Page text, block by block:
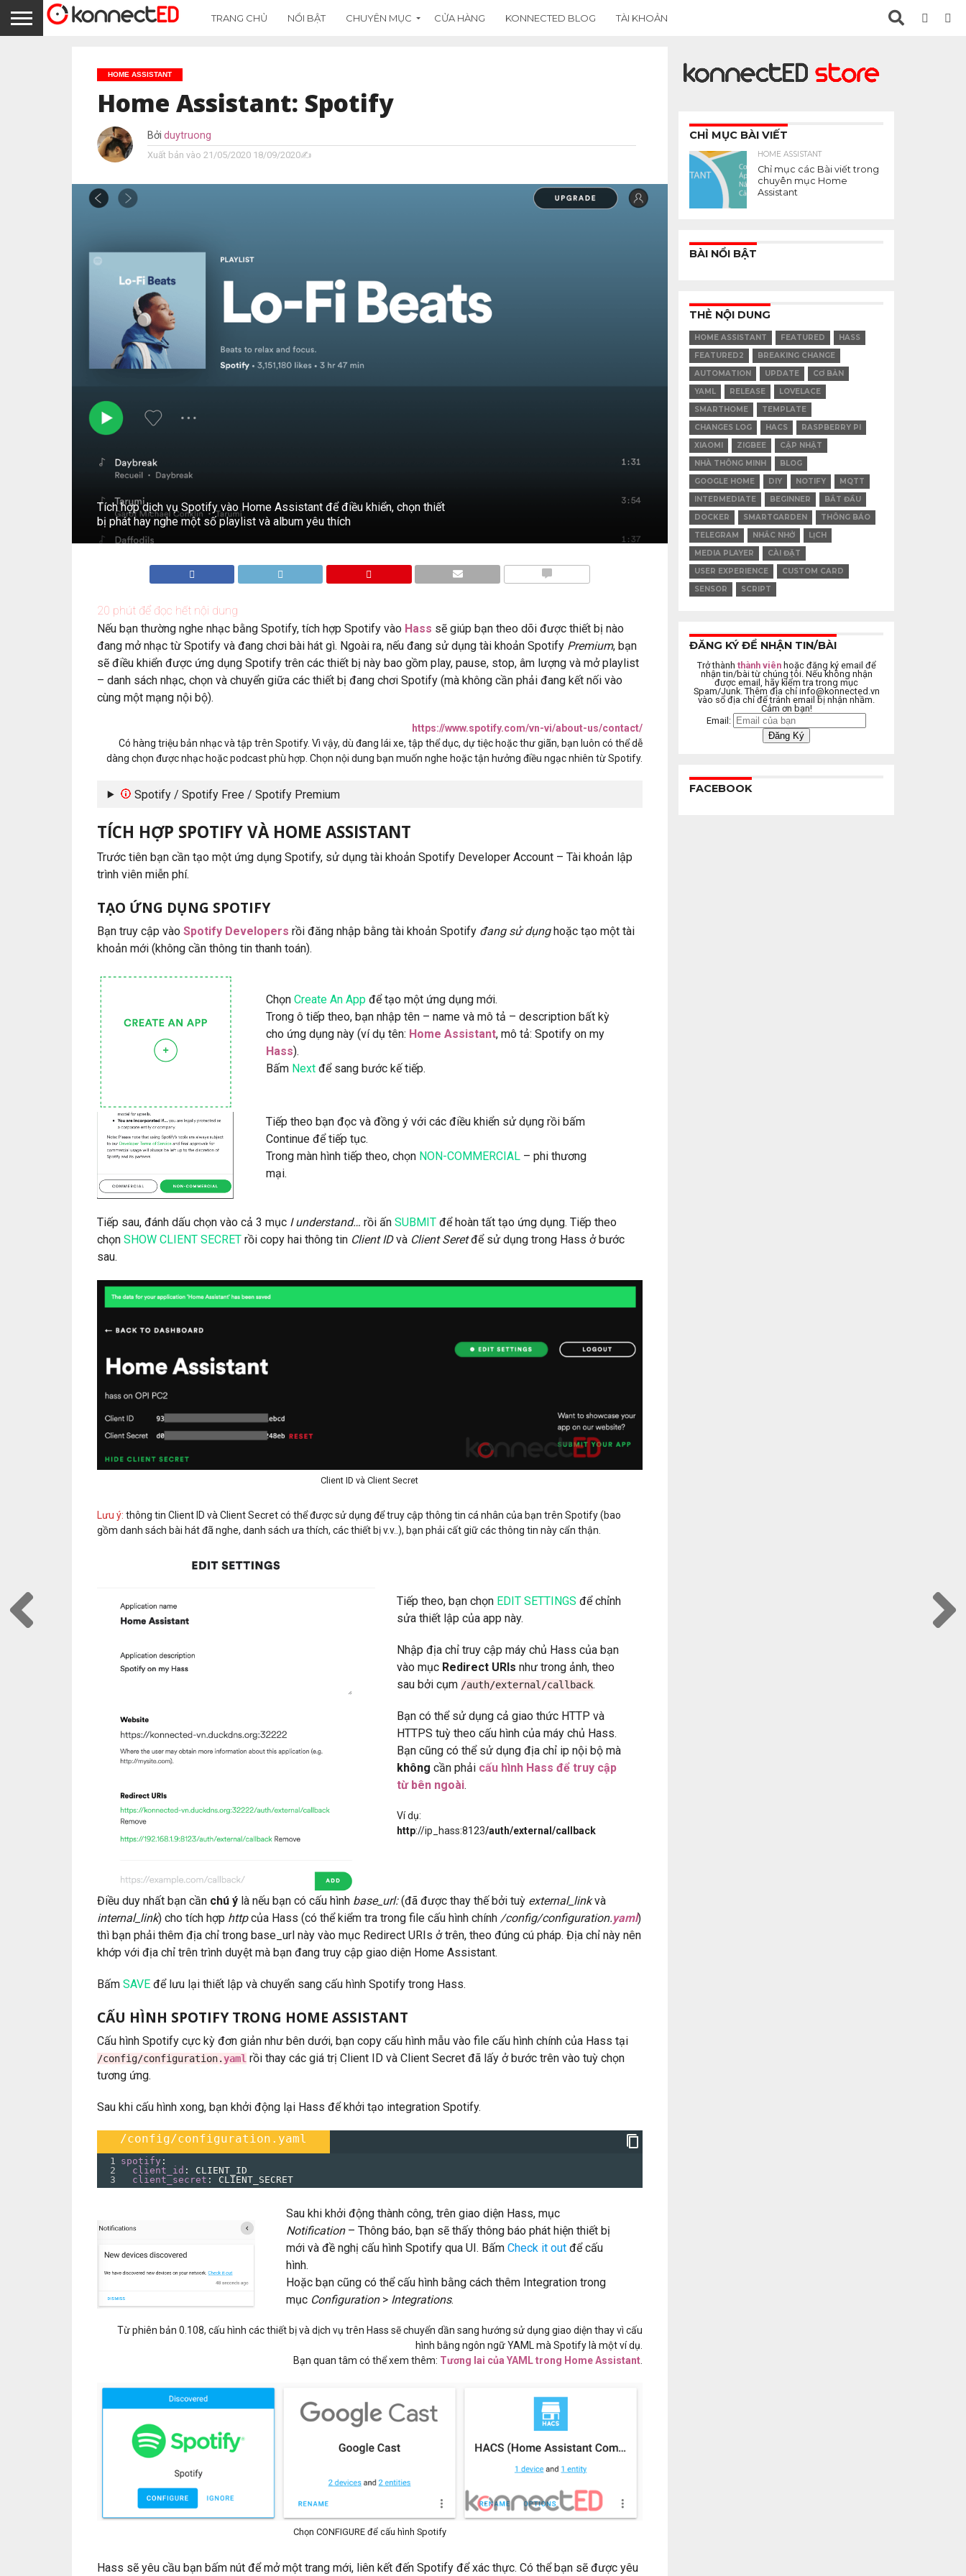
TRANG CHỦ NỔI BẬT CHUYÊN MỤC CỬA HÀNG KONNECTED BLOG TÀI KHOẢN
HOME ASSISTANT
Home Assistant: Spotify
Bởi duytruong
Xuất bản vào 21/05/202018/09/2020✍
Tích hợp dịch vụ Spotify vào Home Assistant để điều khiển, chọn thiết
bị phát hay nghe một số playlist và album yêu thích
20 phút để đọc hết nội dung
Nếu bạn thường nghe nhạc bằng Spotify, tích hợp Spotify vào Hass sẽ giúp bạn theo dõi được thiết bị nào
đang mở nhạc từ Spotify và đang chơi bài hát gì. Ngoài ra, nếu đang sử dụng tài khoản Spotify Premium, bạn
sẽ điều khiển được ứng dụng Spotify trên các thiết bị này bao gồm play, pause, stop, âm lượng và mở playlist
– danh sách nhạc, chọn và chuyển giữa các thiết bị đang chơi Spotify (mà không cần phải đang kết nối vào
cùng một mạng nội bộ).
https://www.spotify.com/vn-vi/about-us/contact/
Có hàng triệu bản nhạc và tập trên Spotify. Vì vậy, dù đang lái xe, tập thể dục, dự tiệc hoặc thư giãn, bạn luôn có thể dễ
dàng chọn được nhạc hoặc podcast phù hợp. Chọn nội dung bạn muốn nghe hoặc tận hưởng điều ngạc nhiên từ Spotify.
Spotify / Spotify Free / Spotify Premium
TÍCH HỢP SPOTIFY VÀ HOME ASSISTANT
Trước tiên bạn cần tạo một ứng dụng Spotify, sử dụng tài khoản Spotify Developer Account – Tài khoản lập
trình viên miễn phí.
TẠO ỨNG DỤNG SPOTIFY
Bạn truy cập vào Spotify Developers rồi đăng nhập bằng tài khoản Spotify đang sử dụnghoặc tạo một tài
khoản mới (không cần thông tin thanh toán).
Chọn Create An App để tạo một ứng dụng mới.
Trong ô tiếp theo, bạn nhập tên – name và mô tả – description bất kỳ
cho ứng dụng này (ví dụ tên: Home Assistant, mô tả: Spotify on my
Hass).
Bấm Next để sang bước kế tiếp.
Tiếp theo bạn đọc và đồng ý với các điều khiển sử dụng rồi bấm
Continue để tiếp tục.
Trong màn hình tiếp theo, chọn NON-COMMERCIAL – phi thương
mại.
Tiếp sau, đánh dấu chọn vào cả 3 mục I understand… rồi ấn SUBMITđể hoàn tất tạo ứng dụng. Tiếp theo
chọn SHOW CLIENT SECRETrồi copy hai thông tin Client IDvà Client Seretđể sử dụng trong Hass ở bước
sau.
Client ID và Client Secret
Lưu ý: thông tin Client ID và Client Secret có thể được sử dụng để truy cập thông tin cá nhân của bạn trên Spotify (bao
gồm danh sách bài hát đã nghe, danh sách ưa thích, các thiết bị v.v..), bạn phải cất giữ các thông tin này cẩn thận.
Tiếp theo, bạn chọn EDIT SETTINGS để chỉnh
sửa thiết lập của app này.
Nhập địa chỉ truy cập máy chủ Hass của bạn
vào mục Redirect URIs như trong ảnh, theo
sau bởi cụm /auth/external/callback.
Bạn có thể sử dụng cả giao thức HTTP và
HTTPS tuỳ theo cấu hình của máy chủ Hass.
Bạn cũng có thể sử dụng địa chỉ ip nội bộ mà
không cần phải cấu hình Hass để truy cập
từ bên ngoài.
Ví dụ:
http://ip_hass:8123/auth/external/callback
Điều duy nhất bạn cần chú ýlà nếu bạn có cấu hình base_url:(đã được thay thế bởi tuỳ external_linkvà
internal_link) cho tích hợp httpcủa Hass (có thể kiểm tra trong file cấu hình chính /config/configuration.yaml)
thì bạn phải thêm địa chỉ trong base_url này vào mục Redirect URIs ở trên, theo đúng cú pháp. Địa chỉ này nên
khớp với địa chỉ trên trình duyệt mà bạn đang truy cập giao diện Home Assistant.
Bấm SAVEđể lưu lại thiết lập và chuyển sang cấu hình Spotify trong Hass.
CẤU HÌNH SPOTIFY TRONG HOME ASSISTANT
Cấu hình Spotify cực kỳ đơn giản như bên dưới, bạn copy cấu hình mẫu vào file cấu hình chính của Hass tại
/config/configuration.yamlrồi thay các giá trị Client ID và Client Secret đã lấy ở bước trên vào tuỳ chọn
tương ứng.
Sau khi cấu hình xong, bạn khởi động lại Hass để khởi tạo integration Spotify.
/config/configuration.yaml
1 spotify :
2
  client_id
: CLIENT_ID
3
  client_secret
: CLIENT_SECRET
Sau khi khởi động thành công, trên giao diện Hass, mục
Notification– Thông báo, bạn sẽ thấy thông báo phát hiện thiết bị
mới và đề nghị cấu hình Spotify qua UI. Bấm Check it out để cấu
hình.
Hoặc bạn cũng có thể cấu hình bằng cách thêm Integration trong
mục Configuration> Integrations.
Từ phiên bản 0.108, cấu hình các thiết bị và dịch vụ trên Hass sẽ chuyển dần sang hướng sử dụng giao diện thay vì cấu
hình bằng ngôn ngữ YAML mà Spotify là một ví dụ.
Bạn quan tâm có thể xem thêm: Tương lai của YAML trong Home Assistant.
Chọn CONFIGURE để cấu hình Spotify
Hass sẽ yêu cầu bạn bấm nút để mở một trang mới, liên kết đến Spotify để xác thực. Có thể bạn sẽ được yêu
CHỈ MỤC BÀI VIẾT
HOME ASSISTANT
Chỉ mục các Bài viết trong
chuyên mục Home
Assistant
BÀI NỔI BẬT
THẺ NỘI DUNG
HOME ASSISTANT FEATURED
HASS
FEATURED2
BREAKING CHANGE
AUTOMATION
UPDATE
CƠ BẢN
YAML
RELEASE
LOVELACE
SMARTHOME
TEMPLATE
CHANGES LOG
HACS
RASPBERRY PI
XIAOMI
ZIGBEE
CẬP NHẬT
NHÀ THÔNG MINH
BLOG
GOOGLE HOME
DIY NOTIFY
MQTT
INTERMEDIATE
BEGINNER
BẮT ĐẦU
DOCKER
SMARTGARDEN
THÔNG BÁO
TELEGRAM
NHẮC NHỞ
LỊCH
MEDIA PLAYER
CÀI ĐẶT
USER EXPERIENCE
CUSTOM CARD
SENSOR
SCRIPT
ĐĂNG KÝ ĐỂ NHẬN TIN/BÀI
Trở thành thành viênhoặc đăng ký email để
nhận tin/bài từ chúng tôi. Nếu không nhận
được email, hãy kiểm tra trong mục
Spam/Junk. Thêm địa chỉ info@konnected.vn
vào sổ địa chỉ để tránh email bị nhận nhầm.
Cảm ơn bạn!
Email:
FACEBOOK